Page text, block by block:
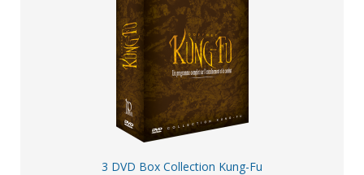
3 DVD Box Collection Kung-Fu